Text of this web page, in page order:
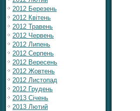
2012 Березень
2012 Квітень
2012 Травень
2012 Червень
2012 Липень
2012 Серпень
2012 Вересень
2012 Жовтень
2012 Листопад
2012 Грудень
2013 Січень
2013 Лютий